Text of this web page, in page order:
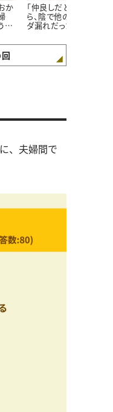
か
め
「仲良しだと思っていた
ら、陰で他の方に情報ダ
ダ漏れだった…。」主婦
あった怖いママ友トラブ
、夫婦間で